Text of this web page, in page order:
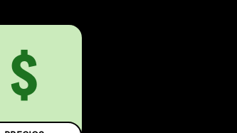
$